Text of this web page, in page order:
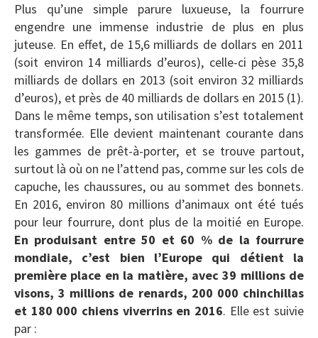
Plus qu’une simple parure luxueuse, la fourrure
engendre une immense industrie de plus en plus
juteuse. En effet, de 15,6 milliards de dollars en 2011
(soit environ 14 milliards d’euros), celle-ci pèse 35,8
milliards de dollars en 2013 (soit environ 32 milliards
d’euros), et près de 40 milliards de dollars en 2015 (1).
Dans le même temps, son utilisation s’est totalement
transformée. Elle devient maintenant courante dans
les gammes de prêt-à-porter, et se trouve partout,
surtout là où on ne l’attend pas, comme sur les cols de
capuche, les chaussures, ou au sommet des bonnets.
En 2016, environ 80 millions d’animaux ont été tués
pour leur fourrure, dont plus de la moitié en Europe.
En produisant entre 50 et 60 % de la fourrure
mondiale, c’est bien l’Europe qui détient la
première place en la matière, avec 39 millions de
visons, 3 millions de renards, 200 000 chinchillas
et 180 000 chiens viverrins en 2016. Elle est suivie
par :